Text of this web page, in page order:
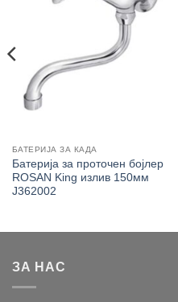
БАТЕРИЈА ЗА КАДА
Батерија за проточен бојлер
ROSAN King излив 150мм
J362002
ЗА НАС